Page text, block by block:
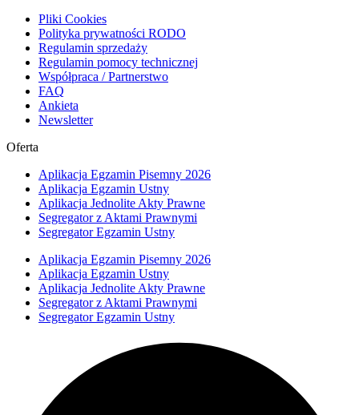
Pliki Cookies
Polityka prywatności RODO
Regulamin sprzedaży
Regulamin pomocy technicznej
Współpraca / Partnerstwo
FAQ
Ankieta
Newsletter
Oferta
Aplikacja Egzamin Pisemny 2026
Aplikacja Egzamin Ustny
Aplikacja Jednolite Akty Prawne
Segregator z Aktami Prawnymi
Segregator Egzamin Ustny
Aplikacja Egzamin Pisemny 2026
Aplikacja Egzamin Ustny
Aplikacja Jednolite Akty Prawne
Segregator z Aktami Prawnymi
Segregator Egzamin Ustny